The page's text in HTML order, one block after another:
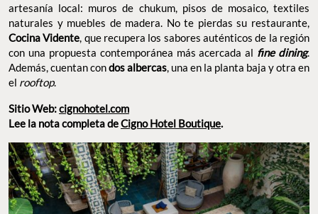
artesanía local: muros de chukum, pisos de mosaico, textiles
naturales y muebles de madera. No te pierdas su restaurante,
Cocina Vidente , que recupera los sabores auténticos de la región
con una propuesta contemporánea más acercada al fine dining.
Además, cuentan condos albercas , una en la planta baja y otra en
el rooftop.
Sitio Web:cignohotel.com
Lee la nota completa deCigno Hotel Boutique.